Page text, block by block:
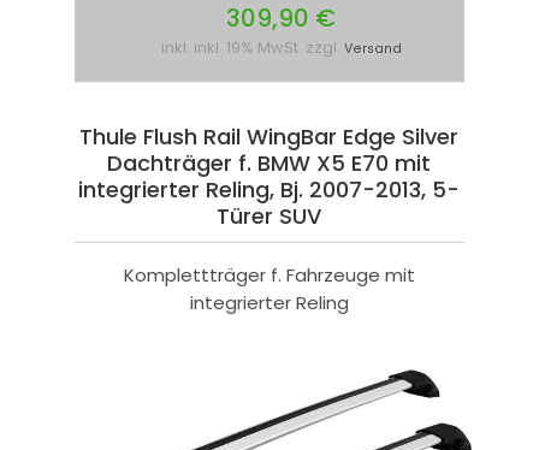
309,90 €
inkl. inkl. 19% MwSt. zzgl. Versand
Thule Flush Rail WingBar Edge Silver
Dachträger f. BMW X5 E70 mit
integrierter Reling, Bj. 2007-2013, 5-
Türer SUV
Komplettträger f. Fahrzeuge mit
integrierter Reling